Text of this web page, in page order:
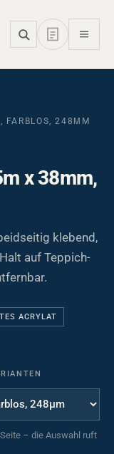
FARBLOS, 248ΜM
x 38mm,
klebend,
auf Teppich-
ACRYLAT
– die Auswahl ruft